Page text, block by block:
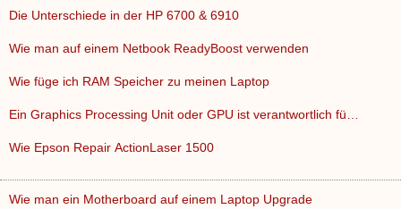
Die Unterschiede in der HP 6700 & 6910
Wie man auf einem Netbook ReadyBoost verwenden
Wie füge ich RAM Speicher zu meinen Laptop
Ein Graphics Processing Unit oder GPU ist verantwortlich fü…
Wie Epson Repair ActionLaser 1500
Wie man ein Motherboard auf einem Laptop Upgrade